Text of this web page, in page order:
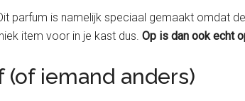
parfum is namelijk speciaal gemaakt omdat de
item voor in je kast dus. Op is dan ook echt
(of iemand anders)